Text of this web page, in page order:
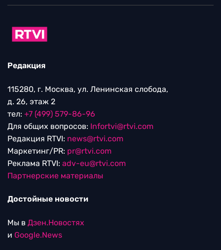
Редакция
115280, г. Москва, ул. Ленинская слобода,
д. 26, этаж 2
тел: +7 (499) 579-86-96
Для общих вопросов: Infortvi@rtvi.com
Редакция RTVI: news@rtvi.com
Маркетинг/PR: pr@rtvi.com
Реклама RTVI: adv-eu@rtvi.com
Партнерские материалы
Достойные новости
Мы в Дзен.Новостях
и Google.News